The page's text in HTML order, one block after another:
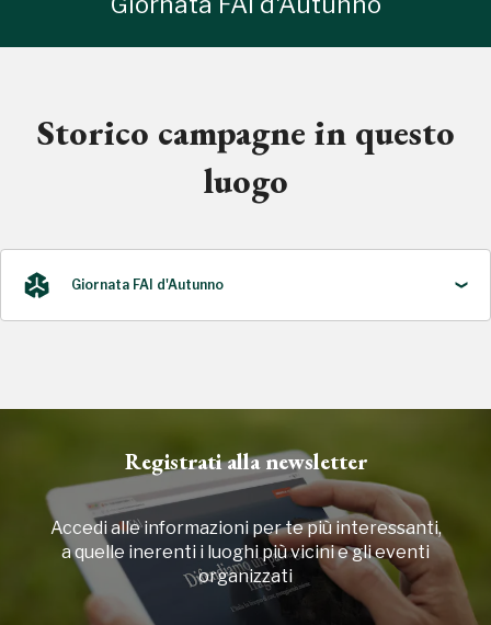
Storico campagne in questo
luogo
Giornata FAI d'Autunno
Registrati alla newsletter
Accedi alle informazioni per te più interessanti,
a quelle inerenti i luoghi più vicini e gli eventi
organizzati